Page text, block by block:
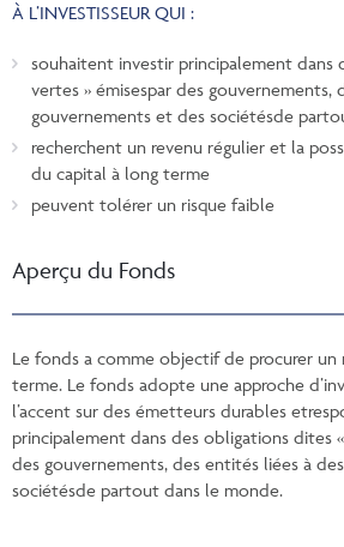
À L’INVESTISSEUR QUI :
souhaitent investir principalement dans
vertes » émisespar des gouvernements,
gouvernements et des sociétésde
recherchent un revenu régulier et la
du capital à long terme
peuvent tolérer un risque faible
Aperçu du Fonds
Le fonds a comme objectif de procurer
terme. Le fonds adopte une approche
l’accent sur des émetteurs durables
principalement dans des obligations dites
des gouvernements, des entités liées à
sociétésde partout dans le monde.